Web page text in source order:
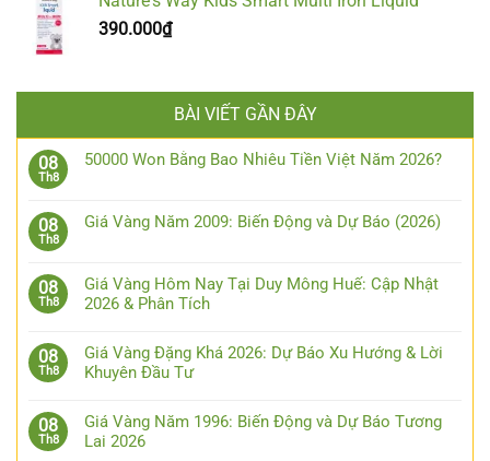
390.000₫
BÀI VIẾT GẦN ĐÂY
08
Th8
50000 Won Bằng Bao Nhiêu Tiền Việt Năm 2026?
08
Th8
Giá Vàng Năm 2009: Biến Động và Dự Báo (2026)
08
Th8
Giá Vàng Hôm Nay Tại Duy Mông Huế: Cập Nhật
2026 & Phân Tích
08
Th8
Giá Vàng Đặng Khá 2026: Dự Báo Xu Hướng & Lời
Khuyên Đầu Tư
08
Th8
Giá Vàng Năm 1996: Biến Động và Dự Báo Tương
Lai 2026